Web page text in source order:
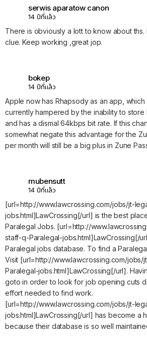
serwis aparatow canon
14 ปีที่แล้ว
There is obviously a lott to know about ths.
clue. Keep working ,great jop.
bokep
14 ปีที่แล้ว
Apple now has Rhapsody as an app, which
currently hampered by the inability to store
and has a dismal 64kbps bit rate. If this
somewhat negate this advantage for the
per month will still be a big plus in Zune
mubensutt
14 ปีที่แล้ว
[url=http://www.lawcrossing.com/jobs/jt-
jobs.html]LawCrossing[/url] is the best
Paralegal Jobs. [url=http://
staff-q-Paralegal-jobs.html]LawCrossing[/
Paralegal jobs database. To find a
Visit [url=http://www.lawcrossing.com/
Paralegal-jobs.html]LawCrossing[/url].
goto in order to look for job opening cuts
effort needed to find work.
[url=http://www.lawcrossing.com/jobs/jt-
jobs.html]LawCrossing[/url] has become a
because their database is so well